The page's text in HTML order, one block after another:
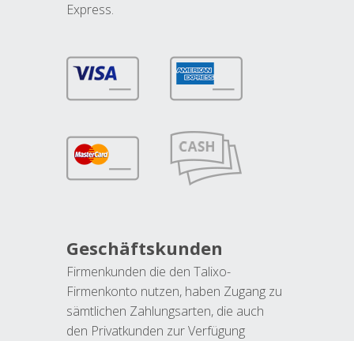
Express.
Geschäftskunden
Firmenkunden die den Talixo-
Firmenkonto nutzen, haben Zugang zu
sämtlichen Zahlungsarten, die auch
den Privatkunden zur Verfügung